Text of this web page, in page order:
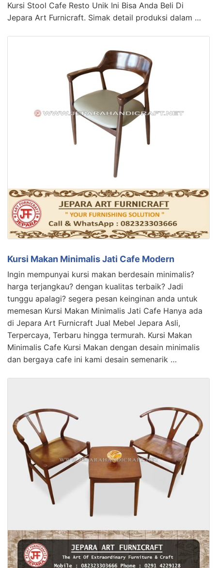
Kursi Stool Cafe Resto Unik Ini Bisa Anda Beli Di
Jepara Art Furnicraft. Simak detail produksi dalam …
Kursi Makan Minimalis Jati Cafe Modern
Ingin mempunyai kursi makan berdesain minimalis?
harga terjangkau? dengan kualitas terbaik? Jadi
tunggu apalagi? segera pesan keinginan anda untuk
memesan Kursi Makan Minimalis Jati Cafe Hanya ada
di Jepara Art Furnicraft Jual Mebel Jepara Asli,
Terpercaya, Terbaru hingga termurah. Kursi Makan
Minimalis Cafe Kursi Makan dengan desain minimalis
dan bergaya cafe ini kami desain semenarik …